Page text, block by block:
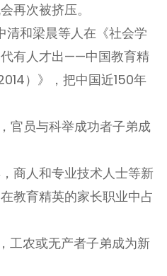
再次被挤压。
和梁晨等人在《社会学
有人才出——中国教育精
）》，把中国近150年
员与科举成功者子弟成
人和专业技术人士等新
教育精英的家长职业中占
农或无产者子弟成为新